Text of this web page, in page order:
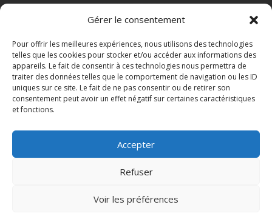
Gérer le consentement
Pour offrir les meilleures expériences, nous utilisons des technologies
telles que les cookies pour stocker et/ou accéder aux informations des
appareils. Le fait de consentir à ces technologies nous permettra de
traiter des données telles que le comportement de navigation ou les ID
uniques sur ce site. Le fait de ne pas consentir ou de retirer son
consentement peut avoir un effet négatif sur certaines caractéristiques
et fonctions.
Accepter
Refuser
Voir les préférences
NAVIGATION
Infos pratiques
Inscriptions
Contactez-nous
Sponsors et Partenaires
Mentions légales
Politique de cookies (UE)